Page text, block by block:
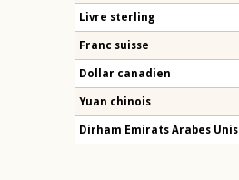
Livre sterling
Franc suisse
Dollar canadien
Yuan chinois
Dirham Emirats Arabes Unis